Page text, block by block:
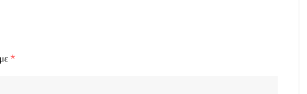
*